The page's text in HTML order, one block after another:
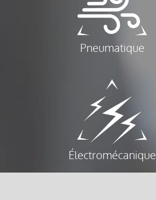
Pneumatique
Électromécanique